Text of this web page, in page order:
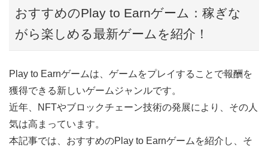
おすすめのPlay to Earnゲーム：稼ぎな
がら楽しめる最新ゲームを紹介！
Play to Earnゲームは、ゲームをプレイすることで報酬を
獲得できる新しいゲームジャンルです。
近年、NFTやブロックチェーン技術の発展により、その人
気は高まっています。
本記事では、おすすめのPlay to Earnゲームを紹介し、そ